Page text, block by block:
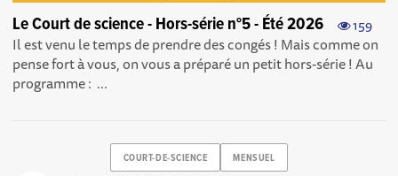
159
Le Court de science - Hors-série n°5 - Été 2026
Il est venu le temps de prendre des congés ! Mais comme on
pense fort à vous, on vous a préparé un petit hors-série ! Au
programme : ...
COURT-DE-SCIENCE MENSUEL